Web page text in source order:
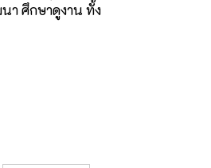
า ศึกษาดูงาน ทั้ง